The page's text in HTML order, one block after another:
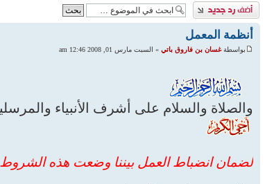
إضافة رد
أنظمة المعمل
بواسطةغسان بن فاروق باتي » السبت مارس 01, 2008 12:46 am
والصلاة والسلام على أشرف الأنبياء
لضمان انضباط العمل بيننا وضعت هذه الشروط